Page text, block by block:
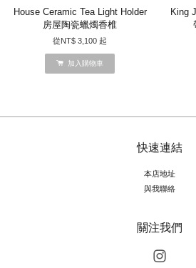
House Ceramic Tea Light Holder
房屋陶瓷蠟燭香椎
從NT$ 3,100 起
加入購物車
King
快速連結
本店地址
與我聯絡
關注我們